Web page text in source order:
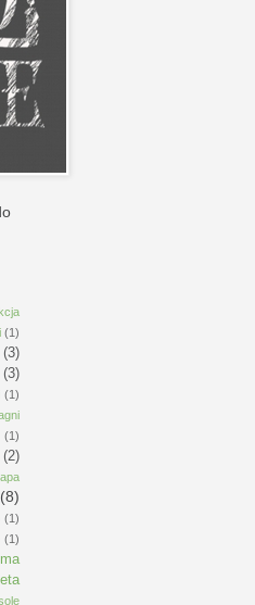
(1)
(3)
(3)
(1)
(1)
(2)
(8)
(1)
(1)